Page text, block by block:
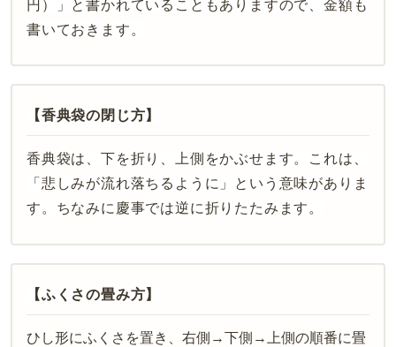
円）」と書かれていることもありますので、金額も
書いておきます。
【香典袋の閉じ方】
香典袋は、下を折り、上側をかぶせます。これは、
「悲しみが流れ落ちるように」という意味がありま
す。ちなみに慶事では逆に折りたたみます。
【ふくさの畳み方】
ひし形にふくさを置き、右側→下側→上側の順番に畳